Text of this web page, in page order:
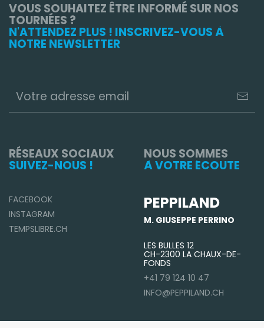
VOUS SOUHAITEZ ÊTRE INFORMÉ SUR NOS
TOURNÉES ?
N'ATTENDEZ PLUS ! INSCRIVEZ-VOUS À
NOTRE NEWSLETTER
RÉSEAUX SOCIAUX
SUIVEZ-NOUS !
FACEBOOK
INSTAGRAM
TEMPSLIBRE.CH
NOUS SOMMES
À VOTRE ÉCOUTE
PEPPILAND
M. GIUSEPPE PERRINO
LES BULLES 12
CH-2300 LA CHAUX-DE-
FONDS
+41 79 124 10 47
INFO@PEPPILAND.CH